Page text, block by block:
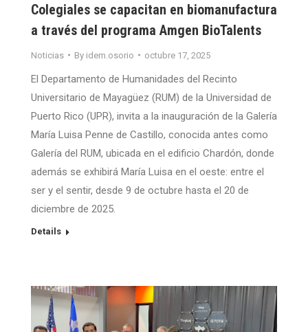
Colegiales se capacitan en biomanufactura
a través del programa Amgen BioTalents
Noticias By idem.osorio octubre 17, 2025
El Departamento de Humanidades del Recinto
Universitario de Mayagüez (RUM) de la Universidad de
Puerto Rico (UPR), invita a la inauguración de la Galería
María Luisa Penne de Castillo, conocida antes como
Galería del RUM, ubicada en el edificio Chardón, donde
además se exhibirá María Luisa en el oeste: entre el
ser y el sentir, desde 9 de octubre hasta el 20 de
diciembre de 2025.
Details